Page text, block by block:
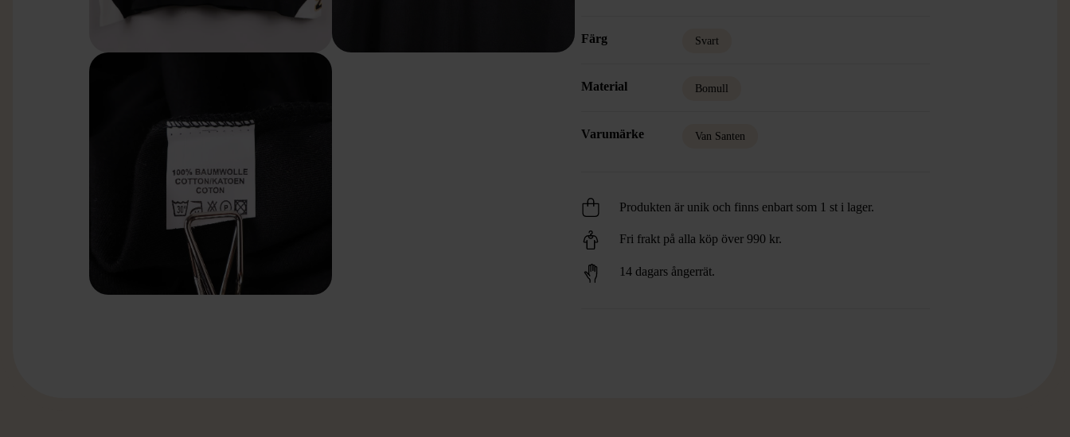
Färg Svart
Material Bomull
Varumärke Van Santen
Produkten är unik och finns enbart som 1 st i lager.
Fri frakt på alla köp över 990 kr.
14 dagars ångerrät.